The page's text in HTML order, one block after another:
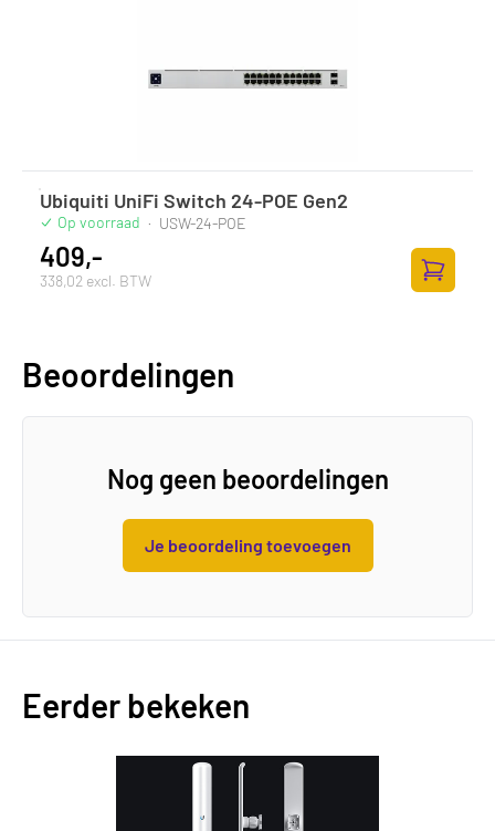
Ubiquiti UniFi Switch 24-POE Gen2
Op voorraad · USW-24-POE
409,-
338,02 excl. BTW
Beoordelingen
Nog geen beoordelingen
Je beoordeling toevoegen
Eerder bekeken